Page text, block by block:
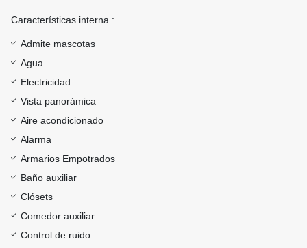
Características interna :
Admite mascotas
Agua
Electricidad
Vista panorámica
Aire acondicionado
Alarma
Armarios Empotrados
Baño auxiliar
Clósets
Comedor auxiliar
Control de ruido